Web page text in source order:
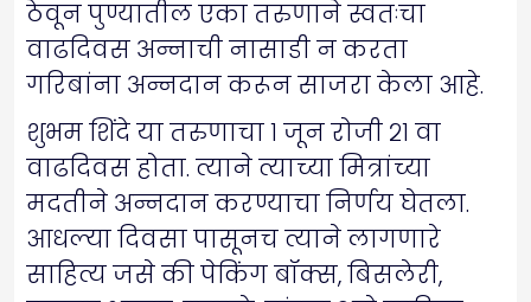
ठेवून पुण्यातील एका तरुणाने स्वतःचा
वाढदिवस अन्नाची नासाडी न करता
गरिबांना अन्नदान करून साजरा केला आहे.
शुभम शिंदे या तरुणाचा १ जून रोजी २१ वा
वाढदिवस होता. त्याने त्याच्या मित्रांच्या
मदतीने अन्नदान करण्याचा निर्णय घेतला.
आधल्या दिवसा पासूनच त्याने लागणारे
साहित्य जसे की पेकिंग बॉक्स, बिसलेरी,